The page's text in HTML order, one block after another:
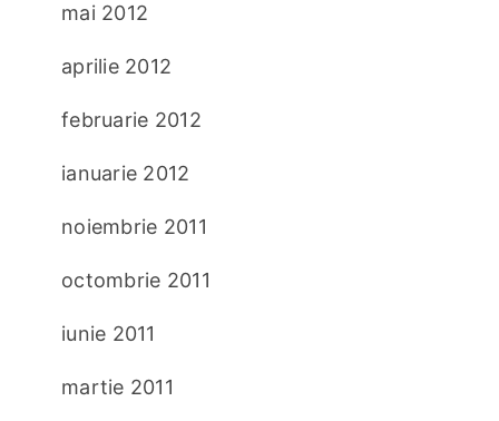
mai 2012
aprilie 2012
februarie 2012
ianuarie 2012
noiembrie 2011
octombrie 2011
iunie 2011
martie 2011